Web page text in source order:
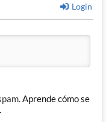
Login
Aprende cómo se